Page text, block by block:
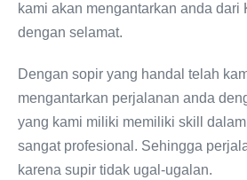
kami akan mengantarkan anda dari
dengan selamat.
Dengan sopir yang handal telah
mengantarkan perjalanan anda
yang kami miliki memiliki skill
sangat profesional. Sehingga
karena supir tidak ugal-ugalan.